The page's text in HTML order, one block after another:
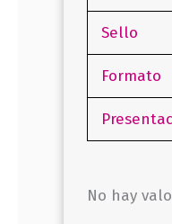
Sello
Formato
No hay